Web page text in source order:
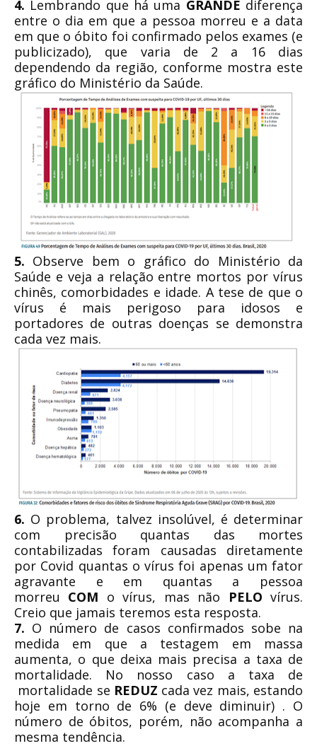
4. Lembrando que há uma GRANDE diferença
entre o dia em que a pessoa morreu e a data
em que o óbito foi confirmado pelos exames (e
publicizado), que varia de 2 a 16 dias
dependendo da região, conforme mostra este
gráfico do Ministério da Saúde.
5. Observe bem o gráfico do Ministério da
Saúde e veja a relação entre mortos por vírus
chinês, comorbidades e idade. A tese de que o
vírus é mais perigoso para idosos e
portadores de outras doenças se demonstra
cada vez mais.
6. O problema, talvez insolúvel, é determinar
com precisão quantas das mortes
contabilizadas foram causadas diretamente
por Covid quantas o vírus foi apenas um fator
agravante e em quantas a pessoa
morreu COM o vírus, mas não PELO vírus.
Creio que jamais teremos esta resposta.
7. O número de casos confirmados sobe na
medida em que a testagem em massa
aumenta, o que deixa mais precisa a taxa de
mortalidade. No nosso caso a taxa de
mortalidade se REDUZ cada vez mais, estando
hoje em torno de 6% (e deve diminuir) . O
número de óbitos, porém, não acompanha a
mesma tendência.